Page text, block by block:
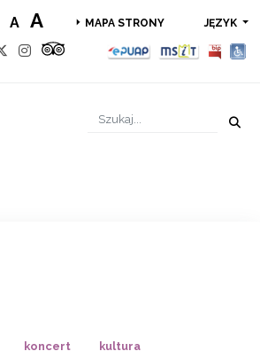
A A MAPA STRONY JĘZYK
koncert kultura